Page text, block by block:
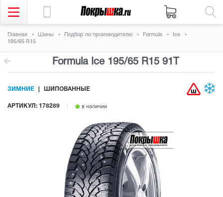
Главная Шины Подбор по производителю Formula
Ice
195/65 R15
Formula Ice 195/65 R15 91T
АРТИКУЛ: 178289 в наличии
ЗИМНИЕ ШИПОВАННЫЕ